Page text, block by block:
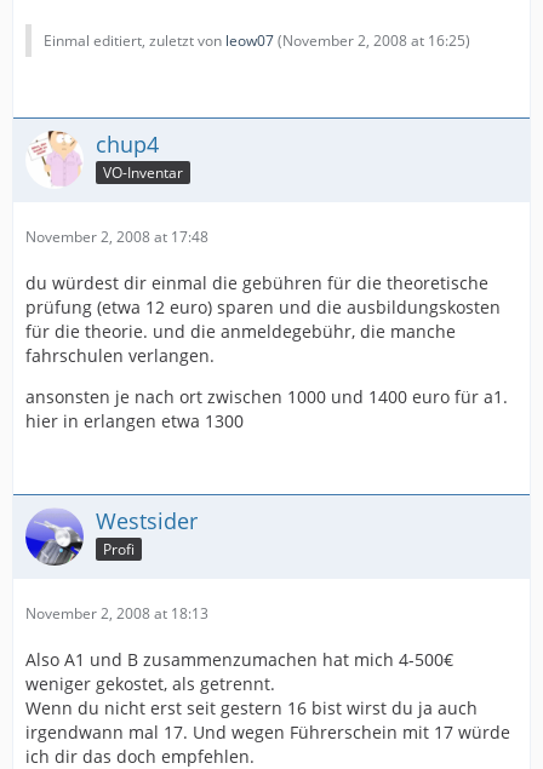
Einmal editiert, zuletzt von leow07(November 2, 2008 at 16:25)
chup4
VO-Inventar
November 2, 2008 at 17:48
du würdest dir einmal die gebühren für die theoretische
prüfung (etwa 12 euro) sparen und die ausbildungskosten
für die theorie. und die anmeldegebühr, die manche
fahrschulen verlangen.
ansonsten je nach ort zwischen 1000 und 1400 euro für a1.
hier in erlangen etwa 1300
Westsider
Profi
November 2, 2008 at 18:13
Also A1 und B zusammenzumachen hat mich 4-500€
weniger gekostet, als getrennt.
Wenn du nicht erst seit gestern 16 bist wirst du ja auch
irgendwann mal 17. Und wegen Führerschein mit 17 würde
ich dir das doch empfehlen.